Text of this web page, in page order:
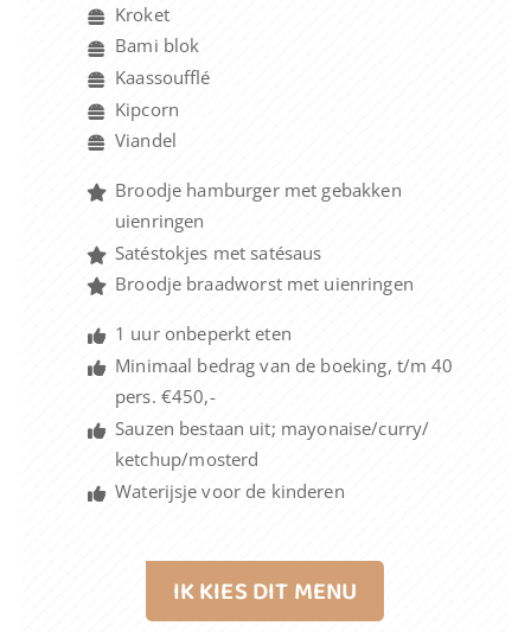
Kroket
Bami blok
Kaassoufflé
Kipcorn
Viandel
Broodje hamburger met gebakken
uienringen
Satéstokjes met satésaus
Broodje braadworst met uienringen
1 uur onbeperkt eten
Minimaal bedrag van de boeking, t/m 40
pers. €450,-
Sauzen bestaan uit; mayonaise/curry/
ketchup/mosterd
Waterijsje voor de kinderen
IK KIES DIT MENU